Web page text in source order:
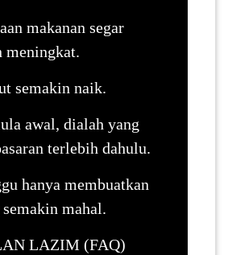
makanan segar
meningkat.
semakin naik.
awal, dialah yang
terlebih dahulu.
hanya membuatkan
mahal.
LAZIM (FAQ)